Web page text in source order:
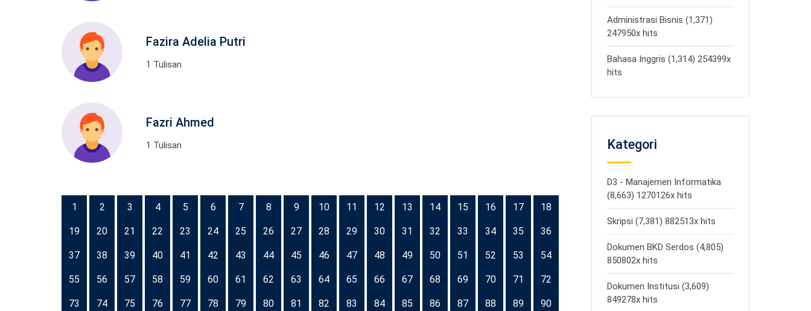
Fazira Adelia Putri
1 Tulisan
Fazri Ahmed
1 Tulisan
1 2 3 4 5 6 7 8 9 10 11 12 13 14 15 16 17 18
19 20 21 22 23 24 25 26 27 28 29 30 31 32 33 34 35 36
37 38 39 40 41 42 43 44 45 46 47 48 49 50 51 52 53 54
55 56 57 58 59 60 61 62 63 64 65 66 67 68 69 70 71 72
73 74 75 76 77 78 79 80 81 82 83 84 85 86 87 88 89 90
Administrasi Bisnis (1,371)
247950x hits
Bahasa Inggris (1,314) 254399x
hits
Kategori
D3 - Manajemen Informatika
(8,663) 1270126x hits
Skripsi (7,381) 882513x hits
Dokumen BKD Serdos (4,805)
850802x hits
Dokumen Institusi (3,609)
849278x hits